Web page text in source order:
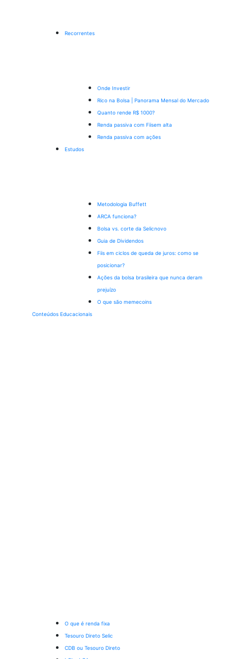
Recorrentes
Onde Investir
Rico na Bolsa | Panorama Mensal do Mercado
Quanto rende R$ 1000?
Renda passiva com Fiisem alta
Renda passiva com ações
Estudos
Metodologia Buffett
ARCA funciona?
Bolsa vs. corte da Selicnovo
Guia de Dividendos
Fiis em ciclos de queda de juros: como se
posicionar?
Ações da bolsa brasileira que nunca deram
prejuízo
O que são memecoins
Conteúdos Educacionais
O que é renda fixa
Tesouro Direto Selic
CDB ou Tesouro Direto